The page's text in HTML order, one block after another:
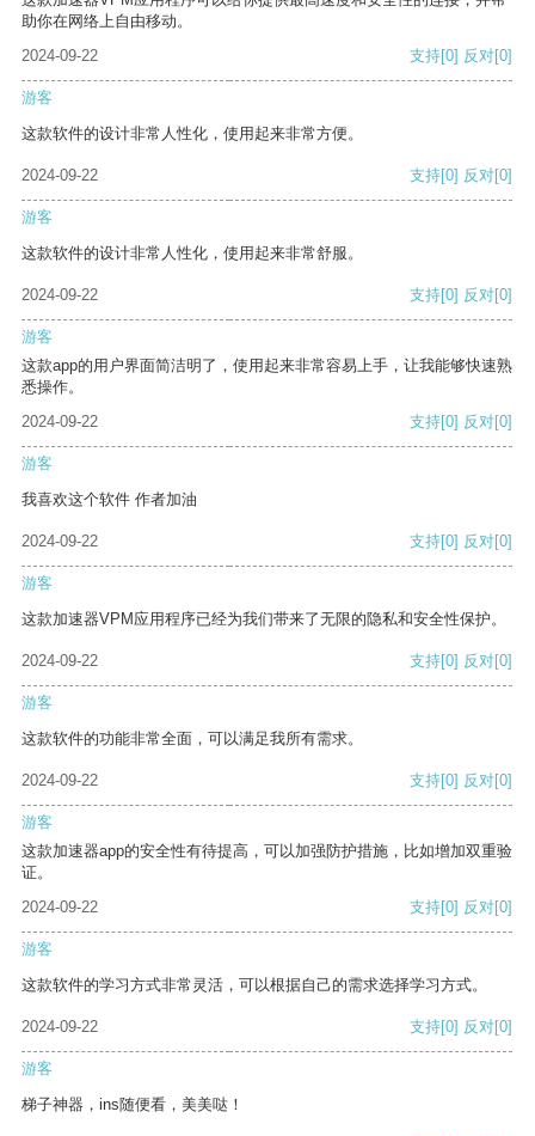
助你在网络上自由移动。
2024-09-22
支持[0] 反对[0]
游客
这款软件的设计非常人性化，使用起来非常方便。
2024-09-22 支持[0] 反对[0]
游客
这款软件的设计非常人性化，使用起来非常舒服。
2024-09-22 支持[0] 反对[0]
游客
这款app的用户界面简洁明了，使用起来非常容易上手，让我能够快速熟
悉操作。
2024-09-22
支持[0] 反对[0]
游客
我喜欢这个软件 作者加油
2024-09-22 支持[0] 反对[0]
游客
这款加速器VPM应用程序已经为我们带来了无限的隐私和安全性保护。
2024-09-22 支持[0] 反对[0]
游客
这款软件的功能非常全面，可以满足我所有需求。
2024-09-22 支持[0] 反对[0]
游客
这款加速器app的安全性有待提高，可以加强防护措施，比如增加双重验
证。
2024-09-22
支持[0] 反对[0]
游客
这款软件的学习方式非常灵活，可以根据自己的需求选择学习方式。
2024-09-22 支持[0] 反对[0]
游客
梯子神器，ins随便看，美美哒！